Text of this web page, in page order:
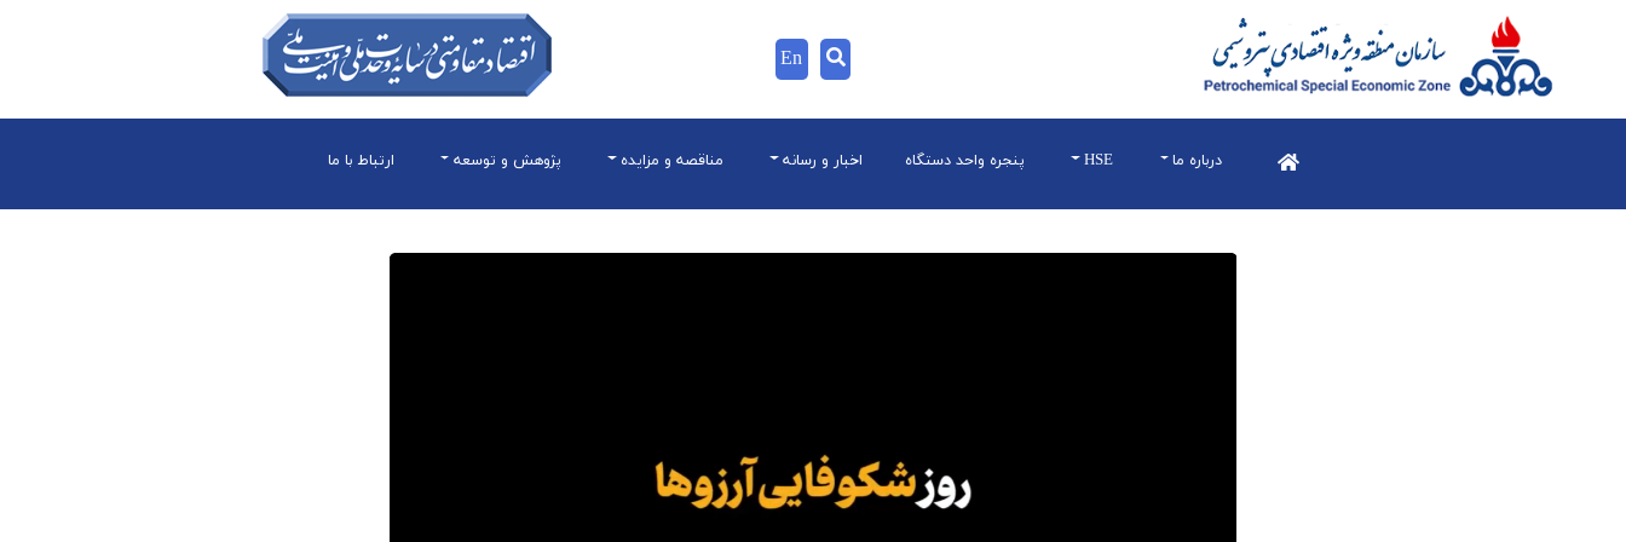
En
درباره ما HSE پنجره واحد دستگاه اخبار و رسانه مناقصه و مزایده پژوهش و توسعه ارتباط با ما